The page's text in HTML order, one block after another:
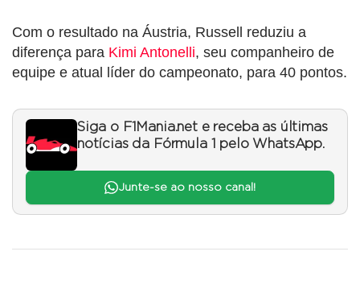
Com o resultado na Áustria, Russell reduziu a
diferença para Kimi Antonelli, seu companheiro de
equipe e atual líder do campeonato, para 40 pontos.
Siga o F1Mania.net e receba as últimas
notícias da Fórmula 1 pelo WhatsApp.
Junte-se ao nosso canal!